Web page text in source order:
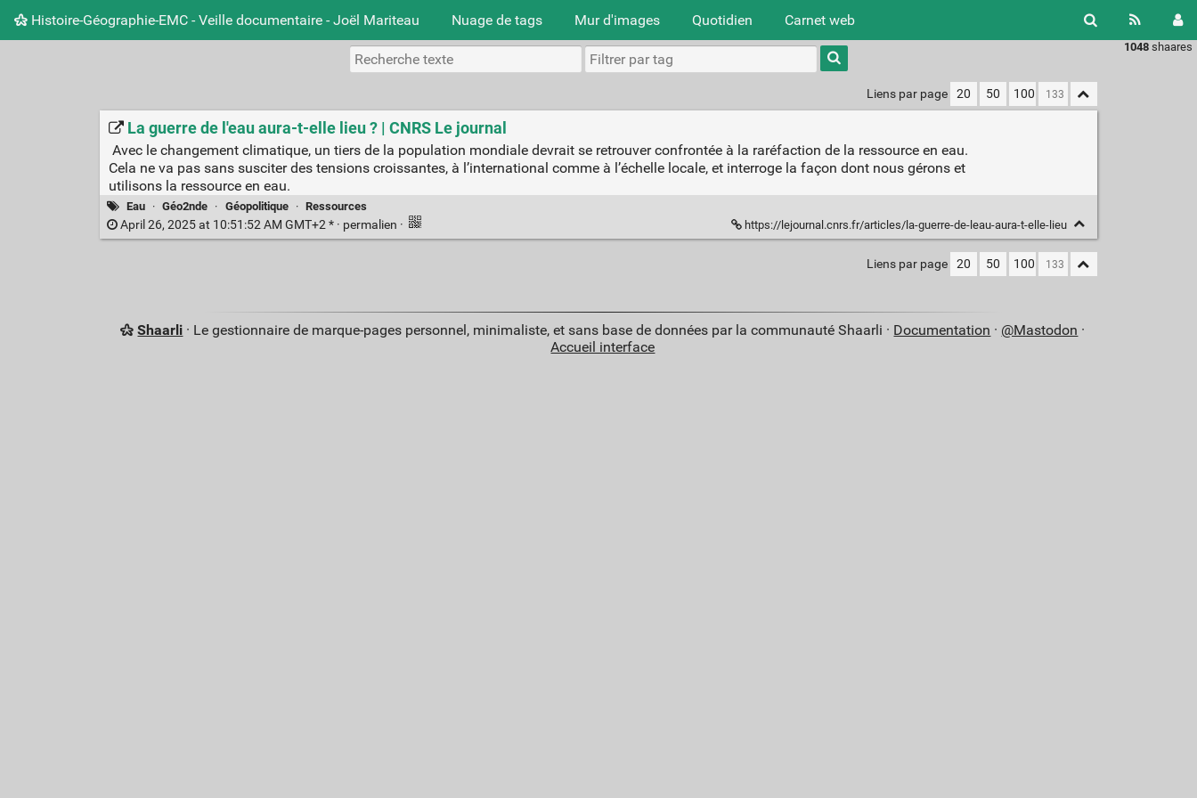
Histoire-Géographie-EMC - Veille documentaire - Joël Mariteau Nuage de tags Mur d'images Quotidien Carnet web
1048 shaares
Type 1 or
more
charactersLiens par page 20 50 100
La guerre de l'eau aura-t-elle lieu ? | CNRS Le journal
Avec le changement climatique, un tiers de la population mondiale devrait se retrouver confrontée à la raréfaction de la ressource en eau.
Cela ne va pas sans susciter des tensions croissantes, à l’international comme à l’échelle locale, et interroge la façon dont nous gérons et
utilisons la ressource en eau.
Eau · Géo2nde · Géopolitique · Ressources
April 26, 2025 at 10:51:52 AM GMT+2 * · permalien · https://lejournal.cnrs.fr/articles/la-guerre-de-leau-aura-t-elle-lieu
Liens par page 20 50 100
Shaarli · Le gestionnaire de marque-pages personnel, minimaliste, et sans base de données par la communauté Shaarli · Documentation · @Mastodon ·
Accueil interface